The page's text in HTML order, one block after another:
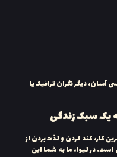
دیگر نگران ترافیک یا
یک سبک زندگی
کار، کند کردن و لذت بردن از
در لیوا، ما به شما این